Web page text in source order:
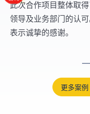
为贵司团队的守时、
系统平稳运行，有疑
的一致和好评。愿中
此次合作项目整体取
领导及业务部门的认
表示诚挚的感谢。
上海中商团队充分参
调试测试，短期内顺
利实施交付。感谢上
中商团队为我公司提
方位品牌保护，也对
维护了钱江、贝纳利
更多案例